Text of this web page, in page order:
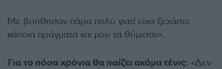
Με βοήθησαν πάρα πολύ γιατί είχα ξεχάσει
κάποια πράγματα και μου τα θύμισαν».
Για το πόσα χρόνια θα παίζει ακόμα τένις: «Δεν